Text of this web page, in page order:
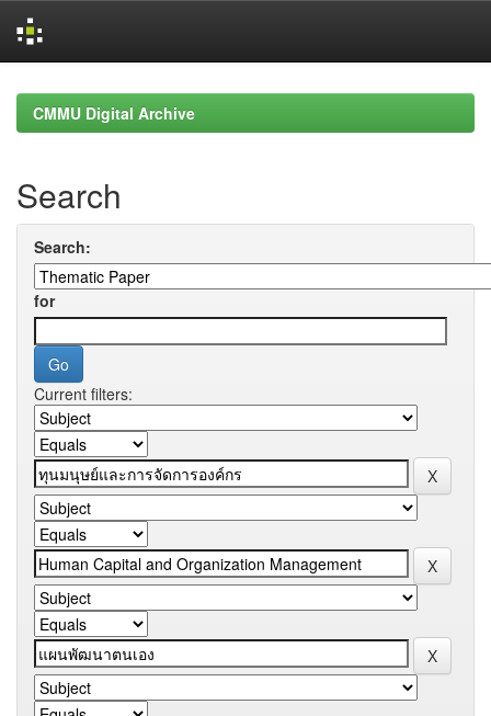
navigationCMMU Digital Archive
Search
Search:
for
Current filters: